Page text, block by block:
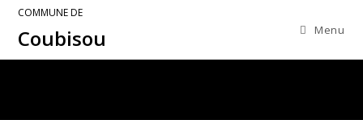
COMMUNE DE
Coubisou Menu